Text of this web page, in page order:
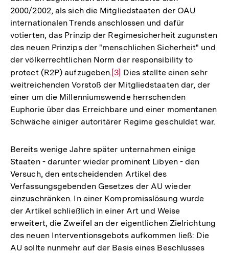
2000/2002, als sich die Mitgliedstaaten der OAU
internationalen Trends anschlossen und dafür
votierten, das Prinzip der Regimesicherheit zugunsten
des neuen Prinzips der "menschlichen Sicherheit" und
der völkerrechtlichen Norm der responsibility to
protect (R2P) aufzugeben.Zur
Auflösung
der
Fußnote
[3] Dies stellte einen sehr
weitreichenden Vorstoß der Mitgliedstaaten dar, der
einer um die Millenniumswende herrschenden
Euphorie über das Erreichbare und einer momentanen
Schwäche einiger autoritärer Regime geschuldet war.
Bereits wenige Jahre später unternahmen einige
Staaten - darunter wieder prominent Libyen - den
Versuch, den entscheidenden Artikel des
Verfassungsgebenden Gesetzes der AU wieder
einzuschränken. In einer Kompromisslösung wurde
der Artikel schließlich in einer Art und Weise
erweitert, die Zweifel an der eigentlichen Zielrichtung
des neuen Interventionsgebots aufkommen ließ: Die
AU sollte nunmehr auf der Basis eines Beschlusses